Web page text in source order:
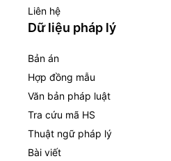
Liên hệ
Dữ liệu pháp lý
Bản án
Hợp đồng mẫu
Văn bản pháp luật
Tra cứu mã HS
Thuật ngữ pháp lý
Bài viết